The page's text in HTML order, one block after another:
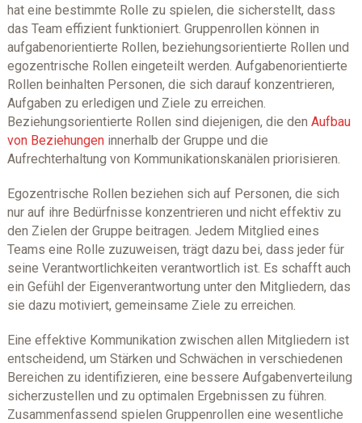
hat eine bestimmte Rolle zu spielen, die sicherstellt, dass
das Team effizient funktioniert. Gruppenrollen können in
aufgabenorientierte Rollen, beziehungsorientierte Rollen und
egozentrische Rollen eingeteilt werden. Aufgabenorientierte
Rollen beinhalten Personen, die sich darauf konzentrieren,
Aufgaben zu erledigen und Ziele zu erreichen.
Beziehungsorientierte Rollen sind diejenigen, die den Aufbau
von Beziehungeninnerhalb der Gruppe und die
Aufrechterhaltung von Kommunikationskanälen priorisieren.
Egozentrische Rollen beziehen sich auf Personen, die sich
nur auf ihre Bedürfnisse konzentrieren und nicht effektiv zu
den Zielen der Gruppe beitragen. Jedem Mitglied eines
Teams eine Rolle zuzuweisen, trägt dazu bei, dass jeder für
seine Verantwortlichkeiten verantwortlich ist. Es schafft auch
ein Gefühl der Eigenverantwortung unter den Mitgliedern, das
sie dazu motiviert, gemeinsame Ziele zu erreichen.
Eine effektive Kommunikation zwischen allen Mitgliedern ist
entscheidend, um Stärken und Schwächen in verschiedenen
Bereichen zu identifizieren, eine bessere Aufgabenverteilung
sicherzustellen und zu optimalen Ergebnissen zu führen.
Zusammenfassend spielen Gruppenrollen eine wesentliche